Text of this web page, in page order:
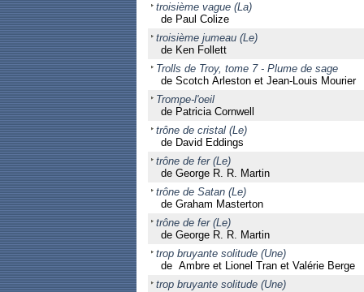
troisième vague (La)
de Paul Colize
troisième jumeau (Le)
de Ken Follett
Trolls de Troy, tome 7 - Plume de sage
de Scotch Arleston et Jean-Louis Mourier
Trompe-l'oeil
de Patricia Cornwell
trône de cristal (Le)
de David Eddings
trône de fer (Le)
de George R. R. Martin
trône de Satan (Le)
de Graham Masterton
trône de fer (Le)
de George R. R. Martin
trop bruyante solitude (Une)
de Ambre et Lionel Tran et Valérie Berge
trop bruyante solitude (Une)